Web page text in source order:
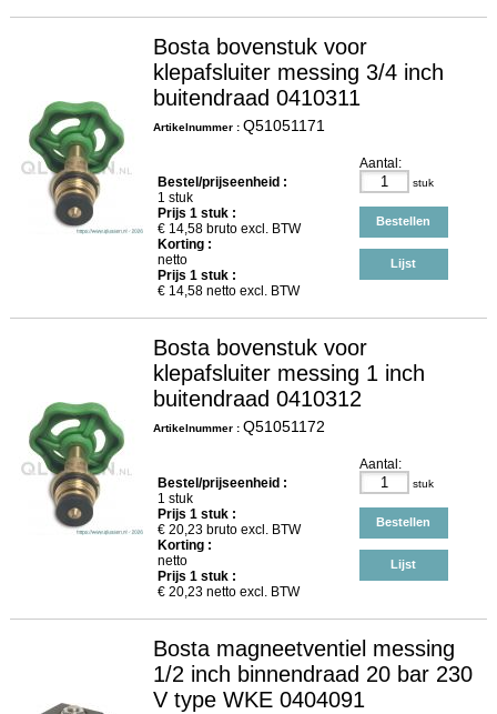
Bosta bovenstuk voor
klepafsluiter messing 3/4 inch
buitendraad 0410311
Artikelnummer : Q51051171
Bestel/prijseenheid :
1 stuk
Prijs 1stuk :
€ 14,58bruto excl. BTW
Korting :
netto
Prijs 1stuk :
€ 14,58netto excl. BTW
Aantal:
stuk
Bestellen
Lijst
Bosta bovenstuk voor
klepafsluiter messing 1 inch
buitendraad 0410312
Artikelnummer : Q51051172
Bestel/prijseenheid :
1 stuk
Prijs 1stuk :
€ 20,23bruto excl. BTW
Korting :
netto
Prijs 1stuk :
€ 20,23netto excl. BTW
Aantal:
stuk
Bestellen
Lijst
Bosta magneetventiel messing
1/2 inch binnendraad 20 bar 230
V type WKE 0404091